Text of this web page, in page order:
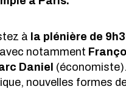
à la plénière de
notamment
Daniel
nouvelles formes